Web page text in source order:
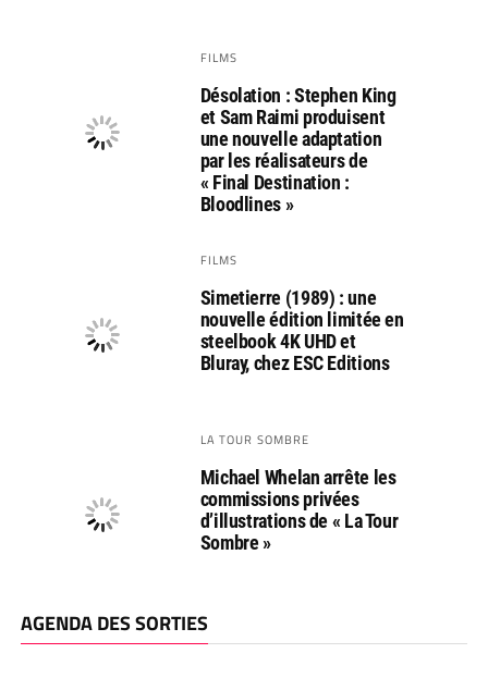
FILMS
Désolation : Stephen King
et Sam Raimi produisent
une nouvelle adaptation
par les réalisateurs de
« Final Destination :
Bloodlines »
FILMS
Simetierre (1989) : une
nouvelle édition limitée en
steelbook 4K UHD et
Bluray, chez ESC Editions
LA TOUR SOMBRE
Michael Whelan arrête les
commissions privées
d’illustrations de « La Tour
Sombre »
AGENDA DES SORTIES